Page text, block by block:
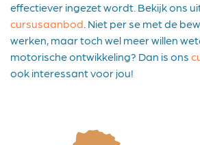
effectiever ingezet wordt. Bekijk ons
cursusaanbod. Niet per se met de
werken, maar toch wel meer willen
motorische ontwikkeling? Dan is ons
ook interessant voor jou!